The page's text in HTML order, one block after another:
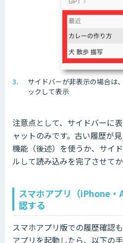
サイドバーが非表示の場合は
ックして表示
注意点として、サイドバーに
ャットのみです。古い履歴が
機能（後述）を使うか、サイ
ルして読み込みを完了させて
スマホアプリ（iPhone
認する
スマホアプリ版での履歴確認
アプリを起動したら、以下の